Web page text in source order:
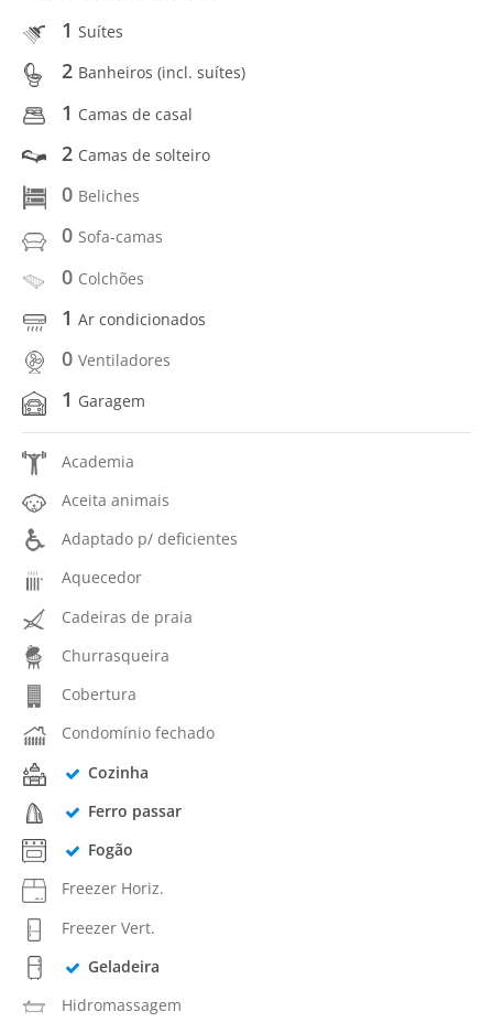
1 Suítes
2 Banheiros (incl. suítes)
1 Camas de casal
2 Camas de solteiro
0 Beliches
0 Sofa-camas
0 Colchões
1 Ar condicionados
0 Ventiladores
1 Garagem
Academia
Aceita animais
Adaptado p/ deficientes
Aquecedor
Cadeiras de praia
Churrasqueira
Cobertura
Condomínio fechado
Cozinha
Ferro passar
Fogão
Freezer Horiz.
Freezer Vert.
Geladeira
Hidromassagem